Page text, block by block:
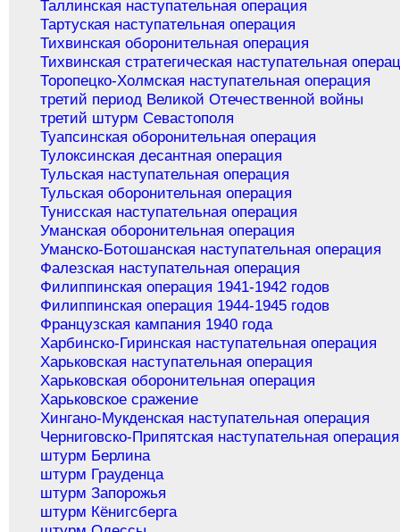
Таллинская наступательная операция
Тартуская наступательная операция
Тихвинская оборонительная операция
Тихвинская стратегическая наступательная
Торопецко-Холмская наступательная операция
третий период Великой Отечественной войны
третий штурм Севастополя
Туапсинская оборонительная операция
Тулоксинская десантная операция
Тульская наступательная операция
Тульская оборонительная операция
Тунисская наступательная операция
Уманская оборонительная операция
Уманско-Ботошанская наступательная операция
Фалезская наступательная операция
Филиппинская операция 1941-1942 годов
Филиппинская операция 1944-1945 годов
Французская кампания 1940 года
Харбинско-Гиринская наступательная операция
Харьковская наступательная операция
Харьковская оборонительная операция
Харьковское сражение
Хингано-Мукденская наступательная операция
Черниговско-Припятская наступательная операция
штурм Берлина
штурм Грауденца
штурм Запорожья
штурм Кёнигсберга